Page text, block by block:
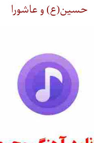
حسین(ع) و عاشورا